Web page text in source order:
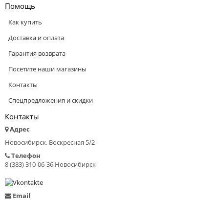
Помощь
Как купить
Доставка и оплата
Гарантия возврата
Посетите наши магазины
Контакты
Спецпредложения и скидки
Контакты
Адрес
Новосибирск, Воскресная 5/2
Телефон
8 (383) 310-06-36 Новосибирск
Email